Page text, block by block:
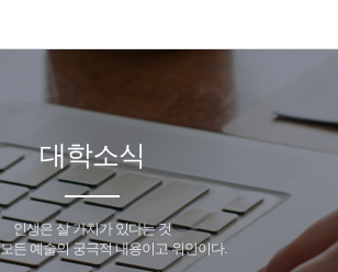
대학소식
인생은 살 가치가 있다는 것
든 예술의 궁극적 내용이고 위안이다.